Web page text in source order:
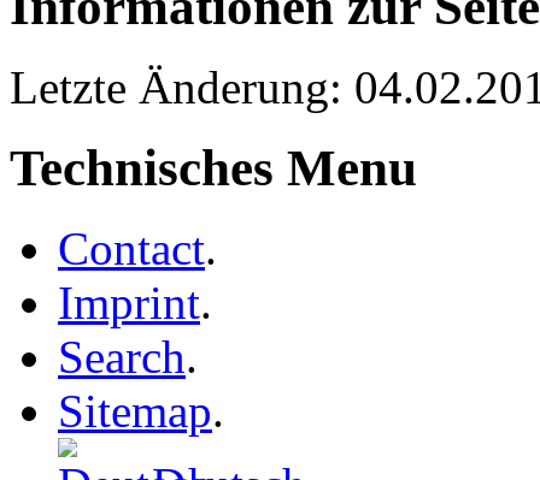
Letzte Änderung:
Technisches Menu
Contact.
Imprint.
Search.
Sitemap.